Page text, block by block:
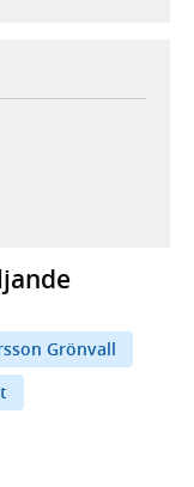
webbplats,
webbplats,
Grönvall